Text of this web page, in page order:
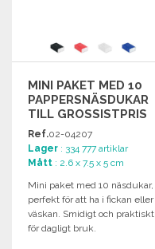
MINI PAKET MED 10
PAPPERSNÄSDUKAR
TILL GROSSISTPRIS
Ref.02-04207
Lager : 334 777 artiklar
Mått : 2.6 x 7.5 x 5 cm
Mini paket med 10 näsdukar,
perfekt för att ha i fickan eller
väskan. Smidigt och praktiskt
för dagligt bruk.